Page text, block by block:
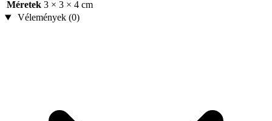
Méretek 3 × 3 × 4 cm
Vélemények (0)